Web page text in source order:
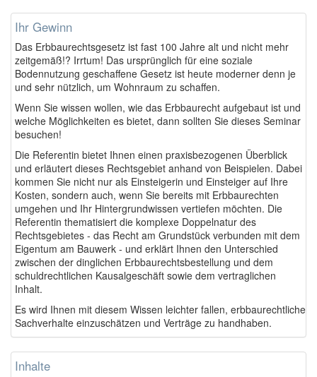
Ihr Gewinn
Das Erbbaurechtsgesetz ist fast 100 Jahre alt und nicht mehr
zeitgemäß!? Irrtum! Das ursprünglich für eine soziale
Bodennutzung geschaffene Gesetz ist heute moderner denn je
und sehr nützlich, um Wohnraum zu schaffen.
Wenn Sie wissen wollen, wie das Erbbaurecht aufgebaut ist und
welche Möglichkeiten es bietet, dann sollten Sie dieses Seminar
besuchen!
Die Referentin bietet Ihnen einen praxisbezogenen Überblick
und erläutert dieses Rechtsgebiet anhand von Beispielen. Dabei
kommen Sie nicht nur als Einsteigerin und Einsteiger auf Ihre
Kosten, sondern auch, wenn Sie bereits mit Erbbaurechten
umgehen und Ihr Hintergrundwissen vertiefen möchten. Die
Referentin thematisiert die komplexe Doppelnatur des
Rechtsgebietes - das Recht am Grundstück verbunden mit dem
Eigentum am Bauwerk - und erklärt Ihnen den Unterschied
zwischen der dinglichen Erbbaurechtsbestellung und dem
schuldrechtlichen Kausalgeschäft sowie dem vertraglichen
Inhalt.
Es wird Ihnen mit diesem Wissen leichter fallen, erbbaurechtliche
Sachverhalte einzuschätzen und Verträge zu handhaben.
Inhalte